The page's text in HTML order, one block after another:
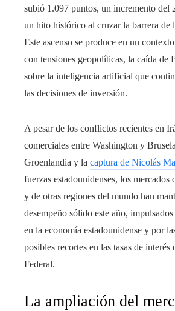
subió 1.097 puntos, un incremento del
un hito histórico al cruzar la barrera de
Este ascenso se produce en un
con tensiones geopolíticas, la caída de
sobre la inteligencia artificial que
las decisiones de inversión.
A pesar de los conflictos recientes en
comerciales entre Washington y
Groenlandia y la captura de Nicolás
fuerzas estadounidenses, los mercados
y de otras regiones del mundo han
desempeño sólido este año,
en la economía estadounidense y por
posibles recortes en las tasas de interés
Federal.
La ampliación del